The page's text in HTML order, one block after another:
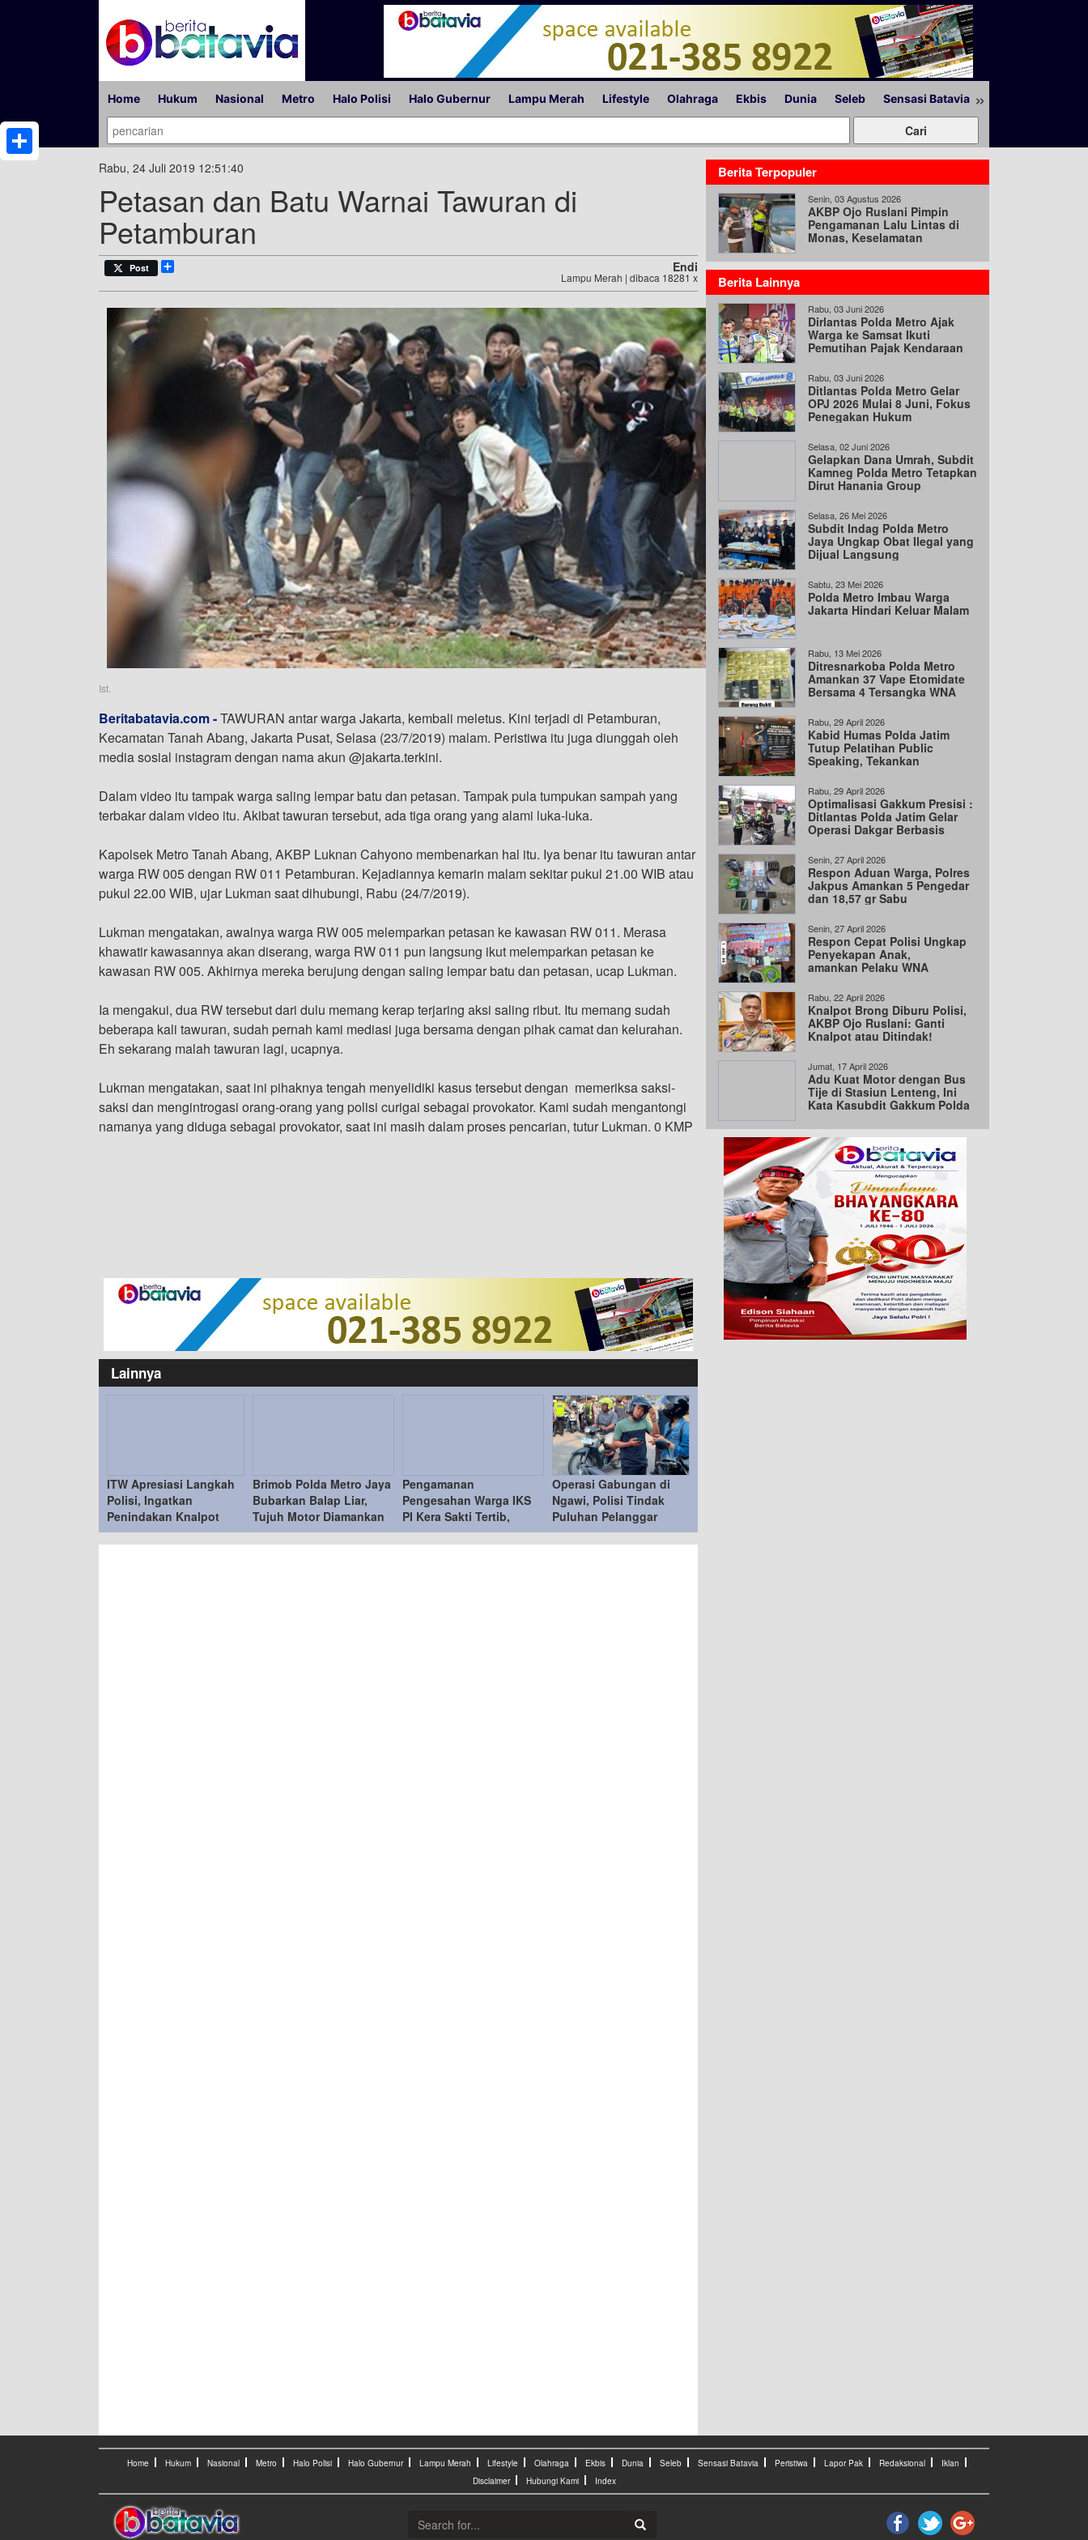
Home Hukum Nasional Metro Halo Polisi Halo Gubernur Lampu Merah Lifestyle Olahraga Ekbis Dunia Seleb Sensasi Batavia »
Rabu, 24 Juli 2019 12:51:40
Petasan dan Batu Warnai Tawuran di
Petamburan
Post Endi
Lampu Merah | dibaca 18281 x
Ist.
Beritabatavia.com -TAWURAN antar warga Jakarta, kembali meletus. Kini terjadi di Petamburan,
Kecamatan Tanah Abang, Jakarta Pusat, Selasa (23/7/2019) malam. Peristiwa itu juga diunggah oleh
media sosial instagram dengan nama akun @jakarta.terkini.
Dalam video itu tampak warga saling lempar batu dan petasan. Tampak pula tumpukan sampah yang
terbakar dalam video itu. Akibat tawuran tersebut, ada tiga orang yang alami luka-luka.
Kapolsek Metro Tanah Abang, AKBP Luknan Cahyono membenarkan hal itu. Iya benar itu tawuran antar
warga RW 005 dengan RW 011 Petamburan. Kejadiannya kemarin malam sekitar pukul 21.00 WIB atau
pukul 22.00 WIB, ujar Lukman saat dihubungi, Rabu (24/7/2019).
Lukman mengatakan, awalnya warga RW 005 melemparkan petasan ke kawasan RW 011. Merasa
khawatir kawasannya akan diserang, warga RW 011 pun langsung ikut melemparkan petasan ke
kawasan RW 005. Akhirnya mereka berujung dengan saling lempar batu dan petasan, ucap Lukman.
Ia mengakui, dua RW tersebut dari dulu memang kerap terjaring aksi saling ribut. Itu memang sudah
beberapa kali tawuran, sudah pernah kami mediasi juga bersama dengan pihak camat dan kelurahan.
Eh sekarang malah tawuran lagi, ucapnya.
Lukman mengatakan, saat ini pihaknya tengah menyelidiki kasus tersebut dengan memeriksa saksi-
saksi dan mengintrogasi orang-orang yang polisi curigai sebagai provokator. Kami sudah mengantongi
namanya yang diduga sebagai provokator, saat ini masih dalam proses pencarian, tutur Lukman. 0 KMP
Share
Lainnya
ITW Apresiasi Langkah
Polisi, Ingatkan
Penindakan Knalpot
Brong Tetap Humanis
Brimob Polda Metro Jaya
Bubarkan Balap Liar,
Tujuh Motor Diamankan
di Duren Sawit
Pengamanan
Pengesahan Warga IKS
PI Kera Sakti Tertib,
Kapolres Ngawi Ucapkan
Terima Kasih
Operasi Gabungan di
Ngawi, Polisi Tindak
Puluhan Pelanggar
Berita Terpopuler
Senin, 03 Agustus 2026
AKBP Ojo Ruslani Pimpin
Pengamanan Lalu Lintas di
Monas, Keselamatan
Berita Lainnya
Rabu, 03 Juni 2026
Dirlantas Polda Metro Ajak
Warga ke Samsat Ikuti
Pemutihan Pajak Kendaraan
Rabu, 03 Juni 2026
Ditlantas Polda Metro Gelar
OPJ 2026 Mulai 8 Juni, Fokus
Penegakan Hukum
Selasa, 02 Juni 2026
Gelapkan Dana Umrah, Subdit
Kamneg Polda Metro Tetapkan
Dirut Hanania Group
Selasa, 26 Mei 2026
Subdit Indag Polda Metro
Jaya Ungkap Obat Ilegal yang
Dijual Langsung
Sabtu, 23 Mei 2026
Polda Metro Imbau Warga
Jakarta Hindari Keluar Malam
Rabu, 13 Mei 2026
Ditresnarkoba Polda Metro
Amankan 37 Vape Etomidate
Bersama 4 Tersangka WNA
Rabu, 29 April 2026
Kabid Humas Polda Jatim
Tutup Pelatihan Public
Speaking, Tekankan
Transparan
Rabu, 29 April 2026
Optimalisasi Gakkum Presisi :
Ditlantas Polda Jatim Gelar
Operasi Dakgar Berbasis
Senin, 27 April 2026
Respon Aduan Warga, Polres
Jakpus Amankan 5 Pengedar
dan 18,57 gr Sabu
Senin, 27 April 2026
Respon Cepat Polisi Ungkap
Penyekapan Anak,
amankan Pelaku WNA
Rabu, 22 April 2026
Knalpot Brong Diburu Polisi,
AKBP Ojo Ruslani: Ganti
Knalpot atau Ditindak!
Jumat, 17 April 2026
Adu Kuat Motor dengan Bus
Tije di Stasiun Lenteng, Ini
Kata Kasubdit Gakkum Polda
Home Hukum Nasional Metro Halo Polisi Halo Gubernur Lampu Merah Lifestyle Olahraga Ekbis Dunia Seleb Sensasi Batavia Peristiwa Lapor Pak Redaksional
Iklan
Disclaimer
Hubungi Kami Index